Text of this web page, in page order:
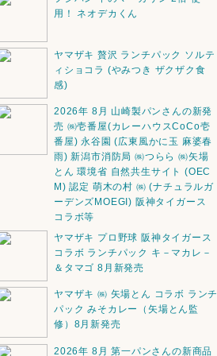
用！ ネオデカくん
ヤマザキ 贅沢 ランチパック ソルテ
ィショコラ (やみつき ザクザク食
感)
2026年 8月 山崎製パンさんの新発
売 ㈱壱番屋(カレーハウスCoCo壱
番屋) 永谷園 (広東風かに玉 麻婆春
雨) 新潟市消防局 ㈱つらら ㈱矢場
とん 環境省 自然共生サイト (OEC
M) 認定 萌木の村 ㈱ (ナチュラルガ
ーデンズMOEGI) 阪神タイガース
コラボ等
ヤマザキ プロ野球 阪神タイガース
コラボ ランチパック キ－マカレ－
＆タマゴ 8月新発売
ヤマザキ ㈱ 矢場とん コラボ ランチ
パック みそカレー（矢場とん監
修）8月新発売
2026年 8月 第一パンさんの新商品